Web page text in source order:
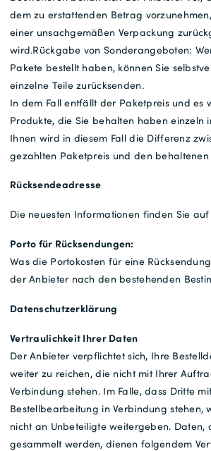
dem zu erstattenden Betrag
einer unsachgemäßen Verpackung
wird.Rückgabe von Sonderangeboten:
Pakete bestellt haben, können Sie
einzelne Teile zurücksenden.
In dem Fall entfällt der Paketpreis und es
Produkte, die Sie behalten haben einzeln
Ihnen wird in diesem Fall die Differenz
gezahlten Paketpreis und den
Rücksendeadresse
Die neuesten Informationen finden Sie
Porto für Rücksendungen:
Was die Portokosten für eine
der Anbieter nach den bestehenden
Datenschutzerklärung
Vertraulichkeit Ihrer Daten
Der Anbieter verpflichtet sich, Ihre
weiter zu reichen, die nicht mit Ihrer
Verbindung stehen. Im Falle, dass Dritte
Bestellbearbeitung in Verbindung stehen,
nicht an Unbeteiligte weitergeben. Daten,
gesammelt werden, dienen folgendem